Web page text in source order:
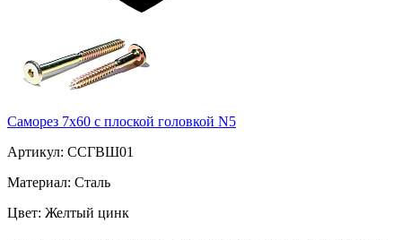
Саморез 7х60 с плоской головкой N5
Артикул: ССГВШ01
Материал: Сталь
Цвет: Желтый цинк